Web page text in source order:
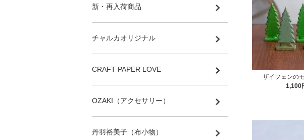
ザイフェンの
1,100
新・再入荷商品
チャルカオリジナル
CRAFT PAPER LOVE
OZAKI（アクセサリー）
丹羽裕美子（布小物）